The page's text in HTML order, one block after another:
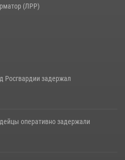
(ЛРР)
Росгвардии задержал
оперативно задержали